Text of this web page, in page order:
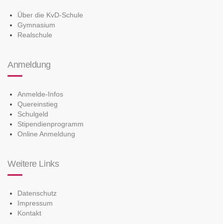
Über die KvD-Schule
Gymnasium
Realschule
Anmeldung
Anmelde-Infos
Quereinstieg
Schulgeld
Stipendienprogramm
Online Anmeldung
Weitere Links
Datenschutz
Impressum
Kontakt